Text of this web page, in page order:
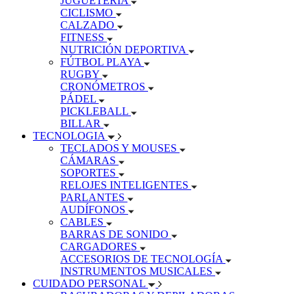
CICLISMO
CALZADO
FITNESS
NUTRICIÓN DEPORTIVA
FÚTBOL PLAYA
RUGBY
CRONÓMETROS
PÁDEL
PICKLEBALL
BILLAR
TECNOLOGIA
TECLADOS Y MOUSES
CÁMARAS
SOPORTES
RELOJES INTELIGENTES
PARLANTES
AUDÍFONOS
CABLES
BARRAS DE SONIDO
CARGADORES
ACCESORIOS DE TECNOLOGÍA
INSTRUMENTOS MUSICALES
CUIDADO PERSONAL